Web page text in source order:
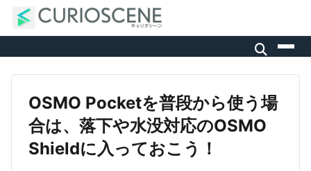
OSMO Pocketを普段から使う場
合は、落下や水没対応のOSMO
Shieldに入っておこう！